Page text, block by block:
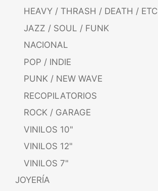
HEAVY / THRASH / DEATH / ETC
JAZZ / SOUL / FUNK
NACIONAL
POP / INDIE
PUNK / NEW WAVE
RECOPILATORIOS
ROCK / GARAGE
VINILOS 10"
VINILOS 12"
VINILOS 7"
JOYERÍA